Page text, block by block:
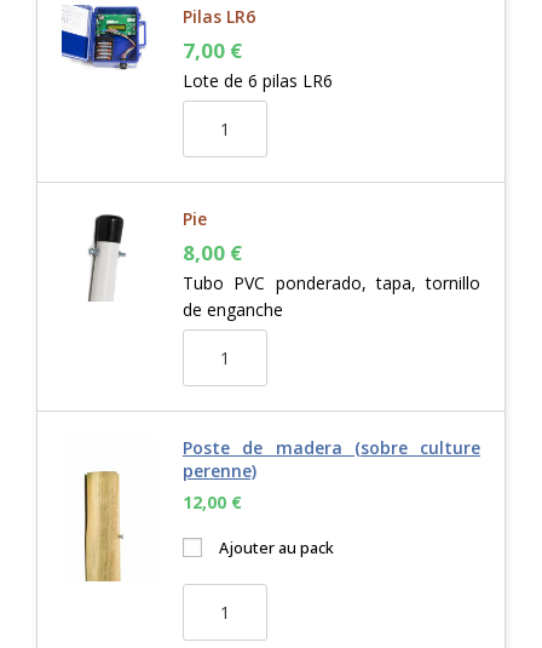
Pilas LR6
7,00 €
Lote de 6 pilas LR6
Pie
8,00 €
Tubo PVC ponderado, tapa, tornillo
de enganche
Poste de madera (sobre culture
perenne)
12,00 €
Ajouter au pack